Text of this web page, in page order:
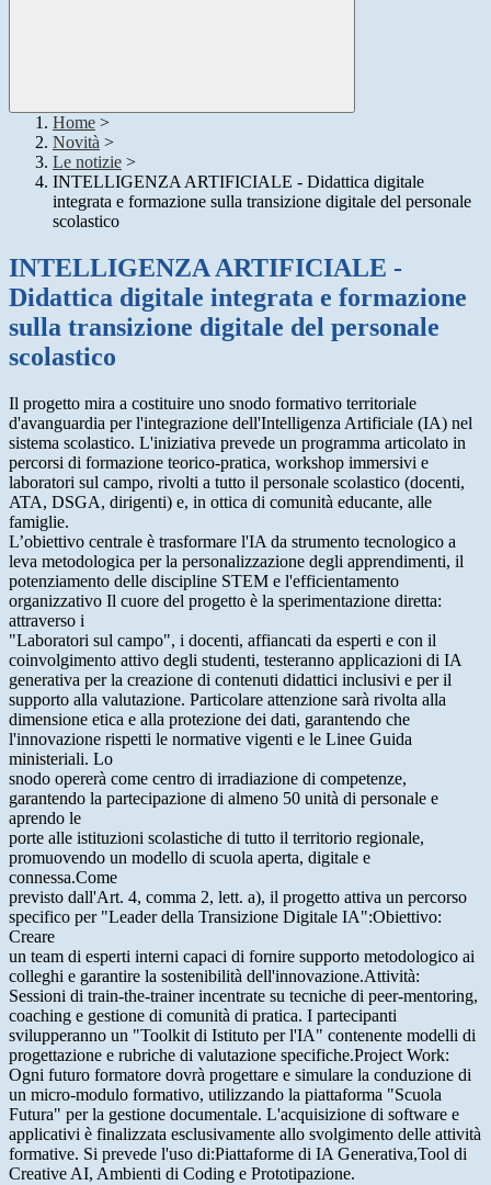
Home >
Novità >
Le notizie >
INTELLIGENZA ARTIFICIALE - Didattica digitale
integrata e formazione sulla transizione digitale del personale
scolastico
INTELLIGENZA ARTIFICIALE -
Didattica digitale integrata e formazione
sulla transizione digitale del personale
scolastico
Il progetto mira a costituire uno snodo formativo territoriale
d'avanguardia per l'integrazione dell'Intelligenza Artificiale (IA) nel
sistema scolastico. L'iniziativa prevede un programma articolato in
percorsi di formazione teorico-pratica, workshop immersivi e
laboratori sul campo, rivolti a tutto il personale scolastico (docenti,
ATA, DSGA, dirigenti) e, in ottica di comunità educante, alle
famiglie.
L’obiettivo centrale è trasformare l'IA da strumento tecnologico a
leva metodologica per la personalizzazione degli apprendimenti, il
potenziamento delle discipline STEM e l'efficientamento
organizzativo Il cuore del progetto è la sperimentazione diretta:
attraverso i
"Laboratori sul campo", i docenti, affiancati da esperti e con il
coinvolgimento attivo degli studenti, testeranno applicazioni di IA
generativa per la creazione di contenuti didattici inclusivi e per il
supporto alla valutazione. Particolare attenzione sarà rivolta alla
dimensione etica e alla protezione dei dati, garantendo che
l'innovazione rispetti le normative vigenti e le Linee Guida
ministeriali. Lo
snodo opererà come centro di irradiazione di competenze,
garantendo la partecipazione di almeno 50 unità di personale e
aprendo le
porte alle istituzioni scolastiche di tutto il territorio regionale,
promuovendo un modello di scuola aperta, digitale e
connessa.Come
previsto dall'Art. 4, comma 2, lett. a), il progetto attiva un percorso
specifico per "Leader della Transizione Digitale IA":Obiettivo:
Creare
un team di esperti interni capaci di fornire supporto metodologico ai
colleghi e garantire la sostenibilità dell'innovazione.Attività:
Sessioni di train-the-trainer incentrate su tecniche di peer-mentoring,
coaching e gestione di comunità di pratica. I partecipanti
svilupperanno un "Toolkit di Istituto per l'IA" contenente modelli di
progettazione e rubriche di valutazione specifiche.Project Work:
Ogni futuro formatore dovrà progettare e simulare la conduzione di
un micro-modulo formativo, utilizzando la piattaforma "Scuola
Futura" per la gestione documentale. L'acquisizione di software e
applicativi è finalizzata esclusivamente allo svolgimento delle attività
formative. Si prevede l'uso di:Piattaforme di IA Generativa,Tool di
Creative AI, Ambienti di Coding e Prototipazione.